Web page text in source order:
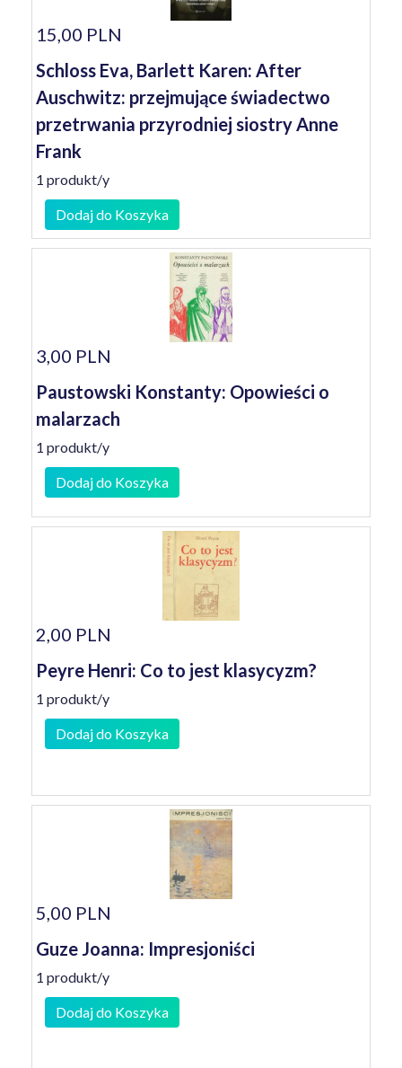
15,00 PLN
Schloss Eva, Barlett Karen: After
Auschwitz: przejmujące świadectwo
przetrwania przyrodniej siostry Anne
Frank
1 produkt/y
Dodaj do Koszyka
3,00 PLN
Paustowski Konstanty: Opowieści o
malarzach
1 produkt/y
Dodaj do Koszyka
2,00 PLN
Peyre Henri: Co to jest klasycyzm?
1 produkt/y
Dodaj do Koszyka
5,00 PLN
Guze Joanna: Impresjoniści
1 produkt/y
Dodaj do Koszyka